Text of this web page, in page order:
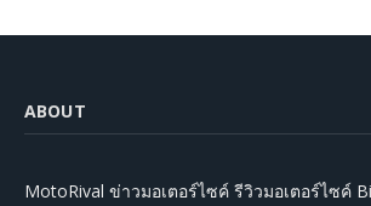
ABOUT
MotoRival ข่าวมอเตอร์ไซค์ รีวิวมอเตอร์ไซค์